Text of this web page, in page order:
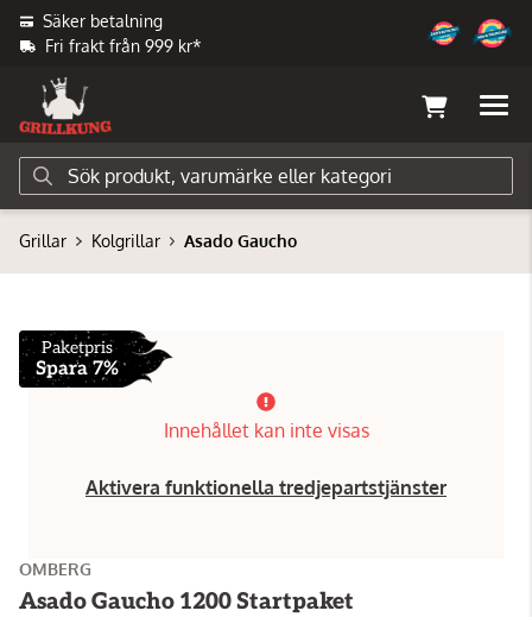
Säker betalning
Fri frakt från 999 kr*
Grillar Kolgrillar Asado Gaucho
Paketpris
Spara 7%
Innehållet kan inte visas
Aktivera funktionella tredjepartstjänster
OMBERG
Asado Gaucho 1200 Startpaket